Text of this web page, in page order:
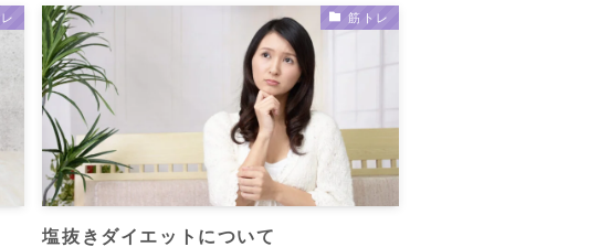
筋トレ
塩抜きダイエットについて